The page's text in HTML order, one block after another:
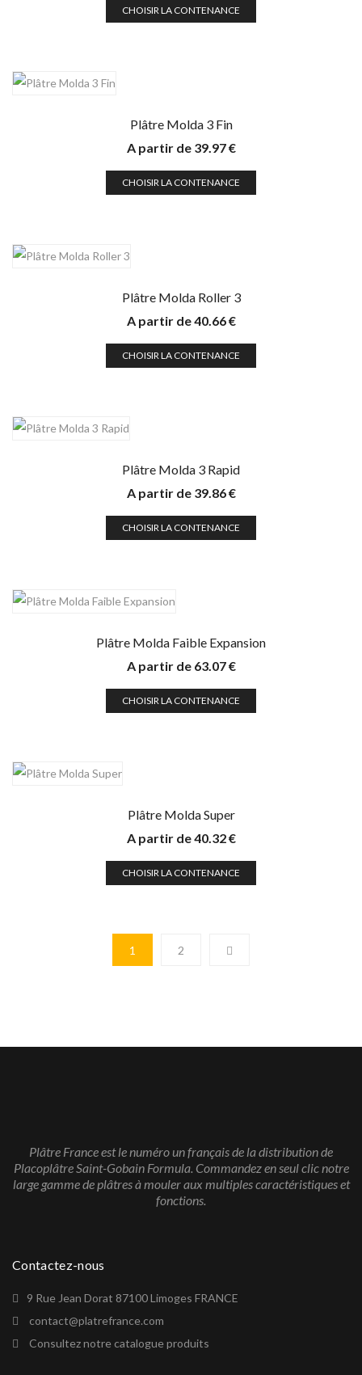
CHOISIR LA CONTENANCE
Plâtre Molda 3 Fin
A partir de 39.97€
CHOISIR LA CONTENANCE
Plâtre Molda Roller 3
A partir de40.66€
CHOISIR LA CONTENANCE
Plâtre Molda 3 Rapid
A partir de 39.86€
CHOISIR LA CONTENANCE
Plâtre Molda Faible Expansion
A partir de 63.07€
CHOISIR LA CONTENANCE
Plâtre Molda Super
A partir de40.32€
CHOISIR LA CONTENANCE
1 2
Plâtre France est le numéro un français de la distribution de
Placoplâtre Saint-Gobain Formula. Commandez en seul clic notre
large gamme de plâtres à mouler aux multiples caractéristiques et
fonctions.
Contactez-nous
9 Rue Jean Dorat 87100 Limoges FRANCE
contact@platrefrance.com
Consultez notre catalogue produits